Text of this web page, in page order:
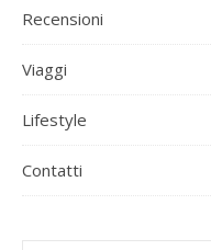
Recensioni
Viaggi
Lifestyle
Contatti